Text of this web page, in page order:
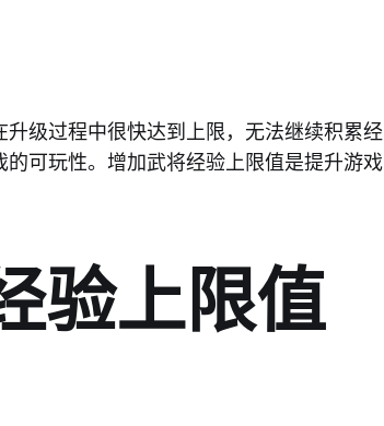
级过程中很快达到上限，无法继续积累经
可玩性。增加武将经验上限值是提升游戏
验上限值